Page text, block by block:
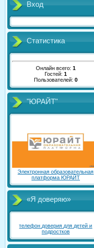
Вход
Статистика
Онлайн всего: 1
Гостей: 1
Пользователей: 0
"ЮРАЙТ"
Электронная образовательная
платформа ЮРАЙТ
«Я доверяю»
телефон доверия для детей и
подростков